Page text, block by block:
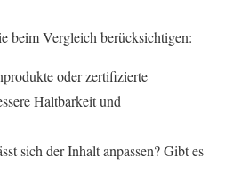
beim Vergleich berücksichtigen:
oder zertifizierte
Haltbarkeit und
sich der Inhalt anpassen? Gibt es